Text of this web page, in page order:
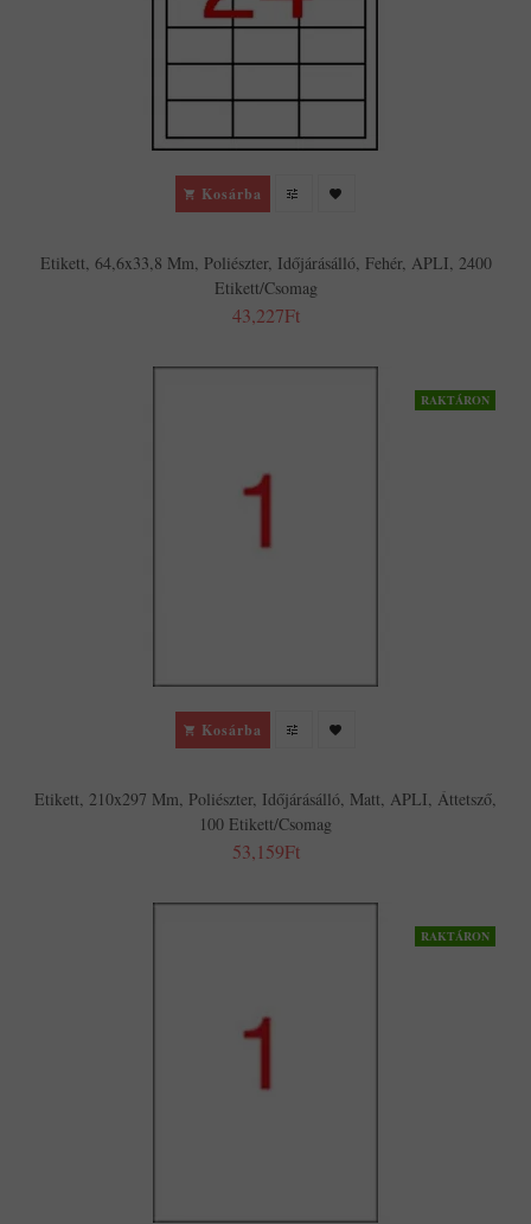
Kosárba
Etikett, 64,6x33,8 Mm, Poliészter, Időjárásálló, Fehér, APLI, 2400
Etikett/csomag
43,227Ft
RAKTÁRON
Kosárba
Etikett, 210x297 Mm, Poliészter, Időjárásálló, Matt, APLI, Áttetsző,
100 Etikett/csomag
53,159Ft
RAKTÁRON